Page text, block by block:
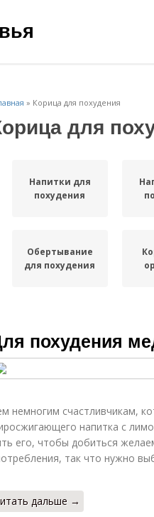
» Корица для похудения
для
Напитки для
похудения
Обертывание
для похудения
похудении
Рецепты для
похудения
немногим счастливчикам,
напитка с
его, чтобы добиться
так что нужно
дальше →